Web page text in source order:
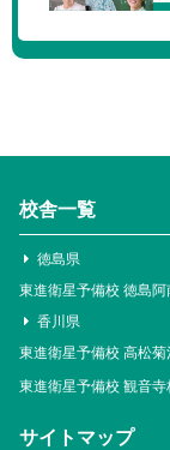
校舎一覧
徳島県
東進衛星予備校 徳島阿
香川県
東進衛星予備校 高松
東進衛星予備校 観音寺
サイトマップ